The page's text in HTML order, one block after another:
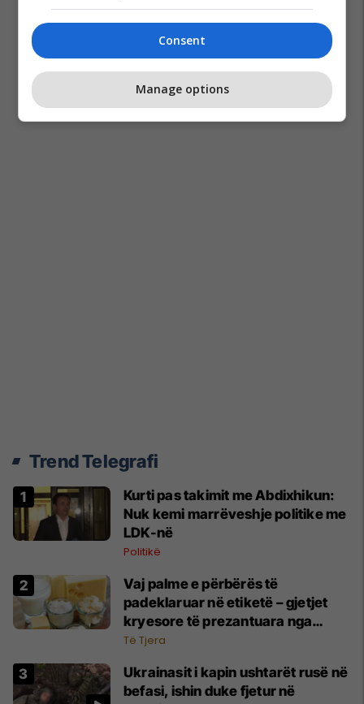
Trend Telegrafi
Kurti pas takimit me Abdixhikun:
Nuk kemi marrëveshje politike me
LDK-në
Politikë
Vaj palme e përbërës të
padeklaruar në etiketë – gjetjet
kryesore të prezantuara nga
AUV-i pas kontrollit në sektorin e
Të Tjera
Ukrainasit i kapin ushtarët rusë në
befasi, ishin duke fjetur në
Consent
Manage options